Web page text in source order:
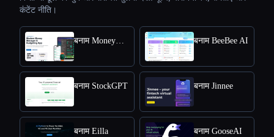
कंटेंट नीति।
बनाम MoneyCoach बनाम BeeBee AI
बनाम StockGPT बनाम Jinnee
बनाम Eilla बनाम GooseAI